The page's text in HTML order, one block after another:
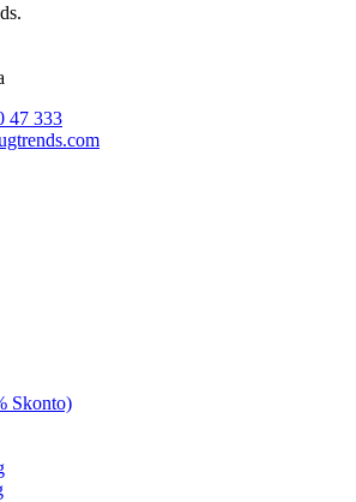
47 333
Skonto)